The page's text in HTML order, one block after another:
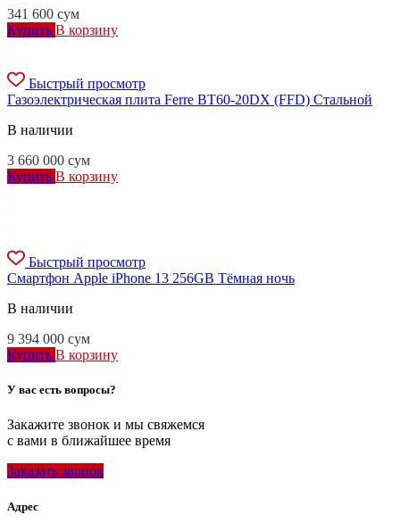
341 600 сум
Купить В корзину
Быстрый просмотр
Газоэлектрическая плита Ferre BT60-20DX (FFD) Стальной
В наличии
3 660 000 сум
Купить В корзину
Быстрый просмотр
Смартфон Apple iPhone 13 256GB Тёмная ночь
В наличии
9 394 000 сум
Купить В корзину
У вас есть вопросы?
Закажите звонок и мы свяжемся
с вами в ближайшее время
Заказать звонок
Адрес